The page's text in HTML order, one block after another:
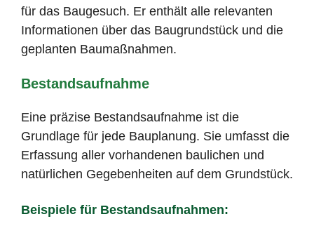
für das Baugesuch. Er enthält alle relevanten
Informationen über das Baugrundstück und die
geplanten Baumaßnahmen.
Bestandsaufnahme
Eine präzise Bestandsaufnahme ist die
Grundlage für jede Bauplanung. Sie umfasst die
Erfassung aller vorhandenen baulichen und
natürlichen Gegebenheiten auf dem Grundstück.
Beispiele für Bestandsaufnahmen: